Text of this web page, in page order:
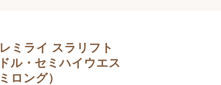
ミライ スラリフト
ル・セミハイウエス
ロング）